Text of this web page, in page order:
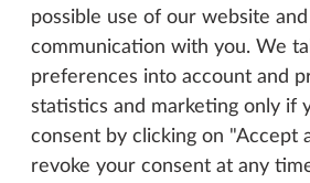
possible use of our website
communication with you. We
preferences into account and
statistics and marketing only if
consent by clicking on "Accept
revoke your consent at any
In cima alla
HOBBY SU FACEBOOK